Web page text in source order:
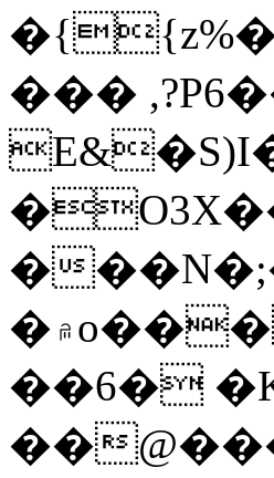
���
�
�۾o���� �tCL����pY��%!
��6�
��